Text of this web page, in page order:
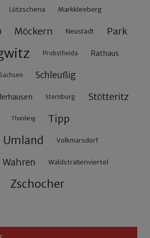
Lützschena Markkleeberg
Möckern Neustadt Park
Probstheida Rathaus
Sachsen Schleußig
Sternburg Stötteritz
Thonberg Tipp
Umland Volkmarsdorf
Wahren Waldstraßenviertel
Zschocher